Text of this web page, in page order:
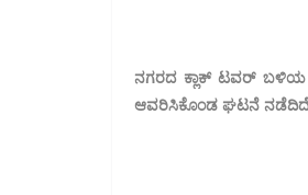
ನಗರದ ಕ್ಲಾಕ್ ಟವರ್ ಬಳಿಯ
ಆವರಿಸಿಕೊಂಡ ಘಟನೆ